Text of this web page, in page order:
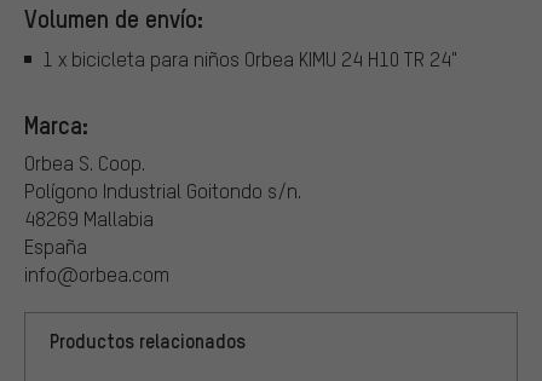
Volumen de envío:
1 x bicicleta para niños Orbea KIMU 24 H10 TR 24"
Marca:
Orbea S. Coop.
Polígono Industrial Goitondo s/n.
48269 Mallabia
España
info@orbea.com
Productos relacionados